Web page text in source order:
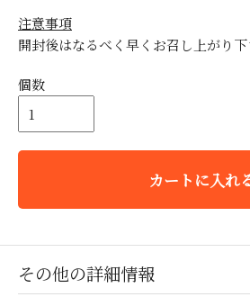
注意事項
開封後はなるべく早くお召し上がり下
個数
カートに入れ
その他の詳細情報